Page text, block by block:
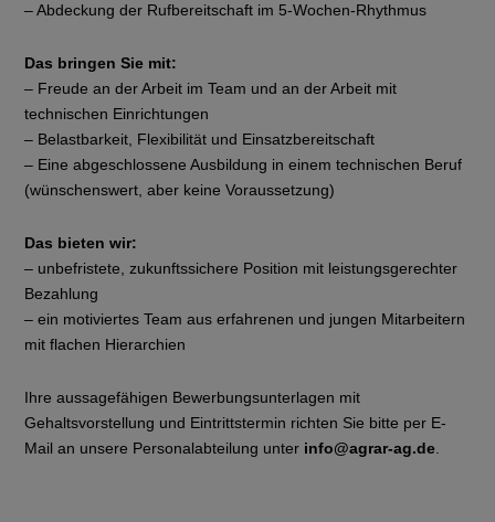
– Abdeckung der Rufbereitschaft im 5-Wochen-Rhythmus
Das bringen Sie mit:
– Freude an der Arbeit im Team und an der Arbeit mit
technischen Einrichtungen
– Belastbarkeit, Flexibilität und Einsatzbereitschaft
– Eine abgeschlossene Ausbildung in einem technischen Beruf
(wünschenswert, aber keine Voraussetzung)
Das bieten wir:
– unbefristete, zukunftssichere Position mit leistungsgerechter
Bezahlung
– ein motiviertes Team aus erfahrenen und jungen Mitarbeitern
mit flachen Hierarchien
Ihre aussagefähigen Bewerbungsunterlagen mit
Gehaltsvorstellung und Eintrittstermin richten Sie bitte per E-
Mail an unsere Personalabteilung unter info@agrar-ag.de